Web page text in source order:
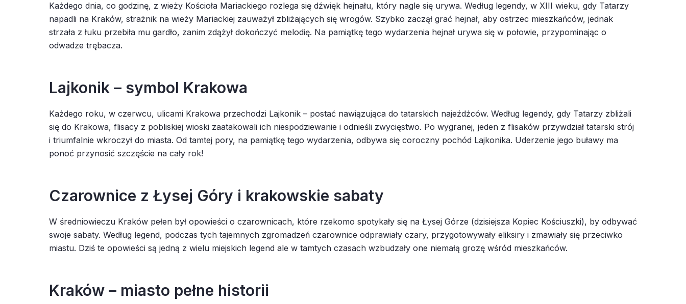
Każdego dnia, co godzinę, z wieży Kościoła Mariackiego rozlega się dźwięk hejnału, który nagle się urywa. Według legendy, w XIII wieku, gdy Tatarzy
napadli na Kraków, strażnik na wieży Mariackiej zauważył zbliżających się wrogów. Szybko zaczął grać hejnał, aby ostrzec mieszkańców, jednak
strzała z łuku przebiła mu gardło, zanim zdążył dokończyć melodię. Na pamiątkę tego wydarzenia hejnał urywa się w połowie, przypominając o
odwadze trębacza.
Lajkonik – symbol Krakowa
Każdego roku, w czerwcu, ulicami Krakowa przechodzi Lajkonik – postać nawiązująca do tatarskich najeźdźców. Według legendy, gdy Tatarzy zbliżali
się do Krakowa, flisacy z pobliskiej wioski zaatakowali ich niespodziewanie i odnieśli zwycięstwo. Po wygranej, jeden z flisaków przywdział tatarski strój
i triumfalnie wkroczył do miasta. Od tamtej pory, na pamiątkę tego wydarzenia, odbywa się coroczny pochód Lajkonika. Uderzenie jego buławy ma
ponoć przynosić szczęście na cały rok!
Czarownice z Łysej Góry i krakowskie sabaty
W średniowieczu Kraków pełen był opowieści o czarownicach, które rzekomo spotykały się na Łysej Górze (dzisiejsza Kopiec Kościuszki), by odbywać
swoje sabaty. Według legend, podczas tych tajemnych zgromadzeń czarownice odprawiały czary, przygotowywały eliksiry i zmawiały się przeciwko
miastu. Dziś te opowieści są jedną z wielu miejskich legend ale w tamtych czasach wzbudzały one niemałą grozę wśród mieszkańców.
Kraków – miasto pełne historii